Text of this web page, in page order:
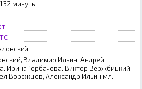
132 минуты
Владимир Ильин, Андрей
Ирина Горбачева, Виктор Вержбицкий,
Ворожцов, Александр Ильин мл.,